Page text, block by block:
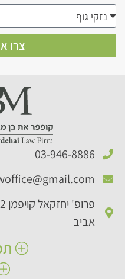
צרו
03-946-8886​
אביב